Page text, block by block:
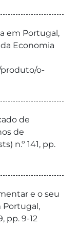
em Portugal,
Economia
o-
de
de
n.º 141, pp.
e o seu
Portugal,
pp. 9-12